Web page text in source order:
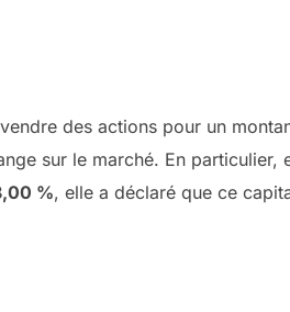
des actions pour un
sur le marché. En particulier,
%, elle a déclaré que ce